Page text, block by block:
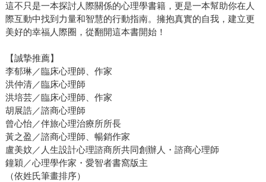
這不只是一本探討人際關係的心理學書籍，更是一本幫助你在人
際互動中找到力量和智慧的行動指南。擁抱真實的自我，建立更
美好的幸福人際圈，從翻開這本書開始！
【誠摯推薦】
李郁琳／臨床心理師、作家
洪仲清／臨床心理師
洪培芸／臨床心理師、作家
胡展誥／諮商心理師
曾心怡／伴旅心理治療所所長
黃之盈／諮商心理師、暢銷作家
盧美妏／人生設計心理諮商所共同創辦人・諮商心理師
鐘穎／心理學作家・愛智者書窩版主
（依姓氏筆畫排序）